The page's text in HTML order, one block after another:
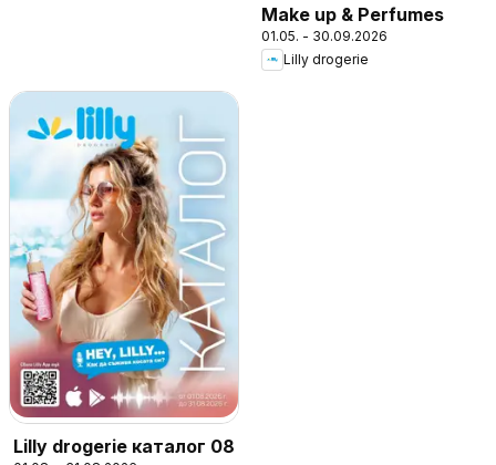
Make up & Perfumes
01.05. - 30.09.2026
Lilly drogerie
Lilly drogerie каталог 08